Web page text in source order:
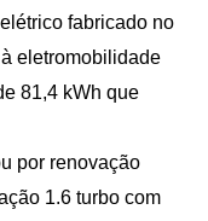
fabricado no
eletromobilidade
81,4 kWh que
por renovação
1.6 turbo com